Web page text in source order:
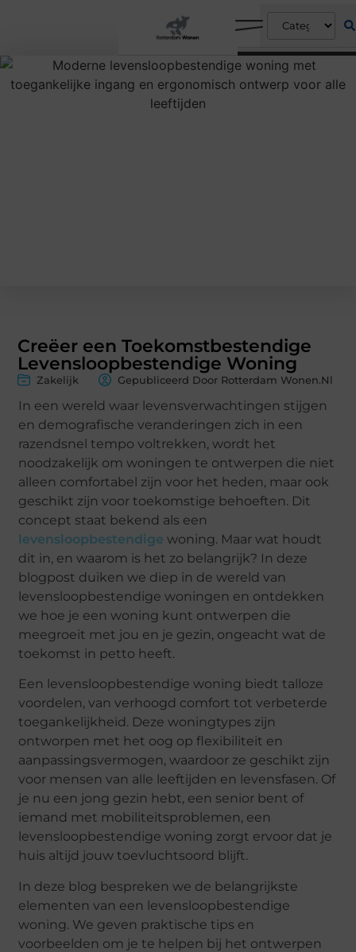
Creëer een Toekomstbestendige
Levensloopbestendige Woning
Zakelijk Gepubliceerd Door Rotterdam Wonen.nl
In een wereld waar levensverwachtingen stijgen
en demografische veranderingen zich in een
razendsnel tempo voltrekken, wordt het
noodzakelijk om woningen te ontwerpen die niet
alleen comfortabel zijn voor het heden, maar ook
geschikt zijn voor toekomstige behoeften. Dit
concept staat bekend als een
levensloopbestendige woning. Maar wat houdt
dit in, en waarom is het zo belangrijk? In deze
blogpost duiken we diep in de wereld van
levensloopbestendige woningen en ontdekken
we hoe je een woning kunt ontwerpen die
meegroeit met jou en je gezin, ongeacht wat de
toekomst in petto heeft.
Een levensloopbestendige woning biedt talloze
voordelen, van verhoogd comfort tot verbeterde
toegankelijkheid. Deze woningtypes zijn
ontworpen met het oog op flexibiliteit en
aanpassingsvermogen, waardoor ze geschikt zijn
voor mensen van alle leeftijden en levensfasen. Of
je nu een jong gezin hebt, een senior bent of
iemand met mobiliteitsproblemen, een
levensloopbestendige woning zorgt ervoor dat je
huis altijd jouw toevluchtsoord blijft.
In deze blog bespreken we de belangrijkste
elementen van een levensloopbestendige
woning. We geven praktische tips en
voorbeelden om je te helpen bij het ontwerpen